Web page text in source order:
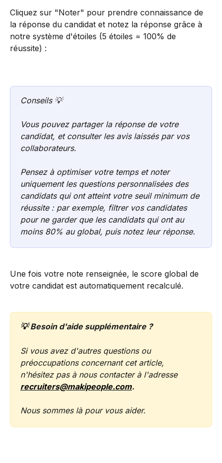
Cliquez sur "Noter" pour prendre connaissance de
la réponse du candidat et notez la réponse grâce à
notre système d'étoiles (5 étoiles = 100% de
réussite) :
Conseils 💡
Vous pouvez partager la réponse de votre
candidat, et consulter les avis laissés par vos
collaborateurs.
Pensez à optimiser votre temps et noter
uniquement les questions personnalisées des
candidats qui ont atteint votre seuil minimum de
réussite : par exemple, filtrer vos candidates
pour ne garder que les candidats qui ont au
moins 80% au global, puis notez leur réponse.
Une fois votre note renseignée, le score global de
votre candidat est automatiquement recalculé.
💡 Besoin d'aide supplémentaire ?
Si vous avez d'autres questions ou
préoccupations concernant cet article,
n'hésitez pas à nous contacter à l'adresse
recruiters@makipeople.com.
Nous sommes là pour vous aider.